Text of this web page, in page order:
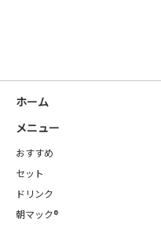
ホーム
メニュー
おすすめ
セット
ドリンク
朝マック®